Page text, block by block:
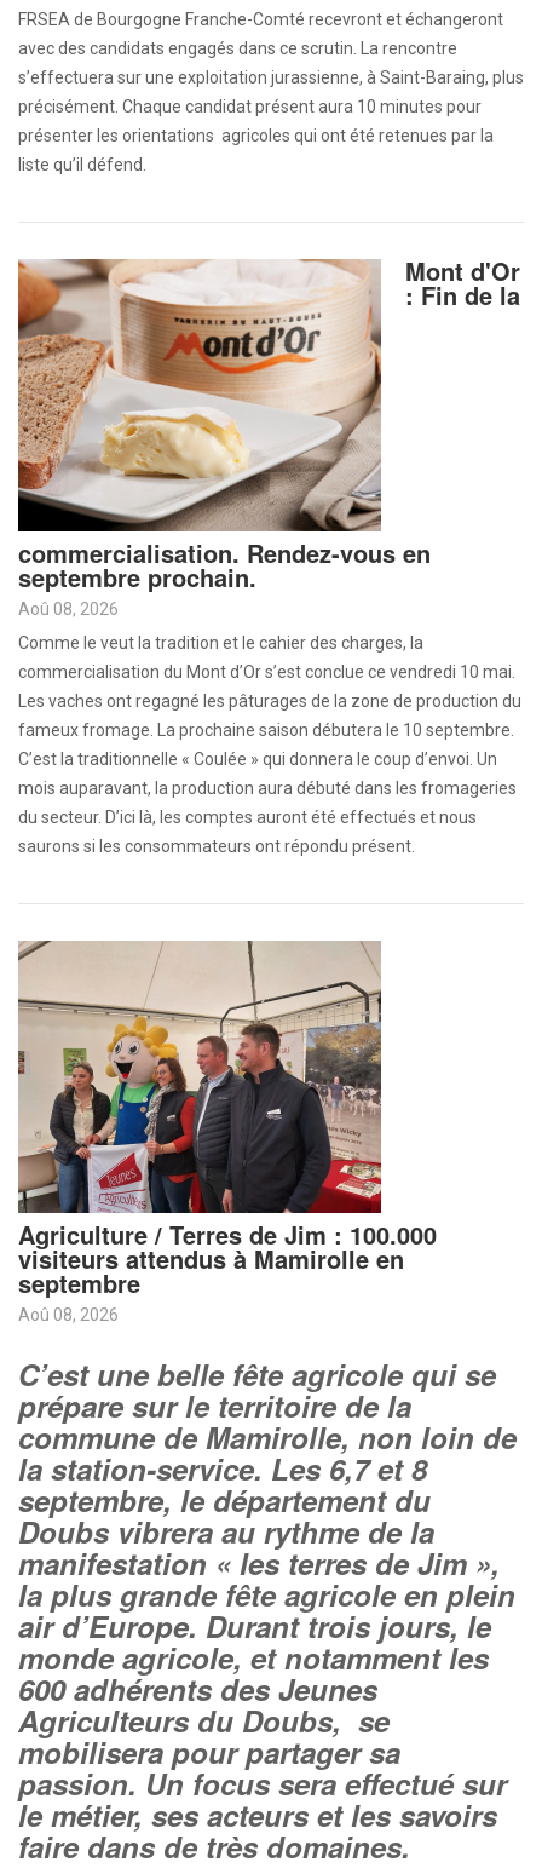
FRSEA de Bourgogne Franche-Comté recevront et échangeront
avec des candidats engagés dans ce scrutin. La rencontre
s’effectuera sur une exploitation jurassienne, à Saint-Baraing, plus
précisément. Chaque candidat présent aura 10 minutes pour
présenter les orientations agricoles qui ont été retenues par la
liste qu’il défend.
Mont d'Or
: Fin de la
commercialisation. Rendez-vous en
septembre prochain.
Aoû 08, 2026
Comme le veut la tradition et le cahier des charges, la
commercialisation du Mont d’Or s’est conclue ce vendredi 10 mai.
Les vaches ont regagné les pâturages de la zone de production du
fameux fromage. La prochaine saison débutera le 10 septembre.
C’est la traditionnelle « Coulée » qui donnera le coup d’envoi. Un
mois auparavant, la production aura débuté dans les fromageries
du secteur. D’ici là, les comptes auront été effectués et nous
saurons si les consommateurs ont répondu présent.
Agriculture / Terres de Jim : 100.000
visiteurs attendus à Mamirolle en
septembre
Aoû 08, 2026
C’est une belle fête agricole qui se
prépare sur le territoire de la
commune de Mamirolle, non loin de
la station-service. Les 6,7 et 8
septembre, le département du
Doubs vibrera au rythme de la
manifestation « les terres de Jim »,
la plus grande fête agricole en plein
air d’Europe. Durant trois jours, le
monde agricole, et notamment les
600 adhérents des Jeunes
Agriculteurs du Doubs, se
mobilisera pour partager sa
passion. Un focus sera effectué sur
le métier, ses acteurs et les savoirs
faire dans de très domaines.